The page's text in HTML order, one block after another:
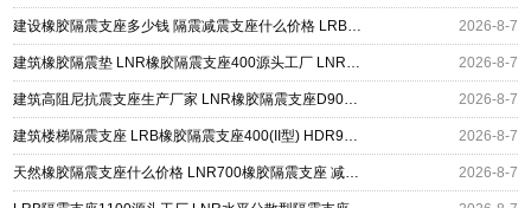
建设橡胶隔震支座多少钱 隔震减震支座什么价格 LRB400橡胶隔震支座厂家 2026-8-7
建筑橡胶隔震垫 LNR橡胶隔震支座400源头工厂 LNR橡胶隔震支座900(II型) 2026-8-7
建筑高阻尼抗震支座生产厂家 LNR橡胶隔震支座D900 铅芯建筑橡胶隔震支座 2026-8-7
建筑楼梯隔震支座 LRB橡胶隔震支座400(II型) HDR900高阻尼橡胶支座源头工厂 2026-8-7
天然橡胶隔震支座什么价格 LNR700橡胶隔震支座 减震隔震支座工厂生产厂家 2026-8-7